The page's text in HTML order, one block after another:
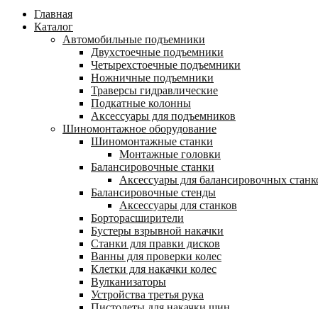
Главная
Каталог
Автомобильные подъемники
Двухстоечные подъемники
Четырехстоечные подъемники
Ножничные подъемники
Траверсы гидравлические
Подкатные колонны
Аксессуары для подъемников
Шиномонтажное оборудование
Шиномонтажные станки
Монтажные головки
Балансировочные станки
Аксессуары для балансировочных
Балансировочные стенды
Аксессуары для станков
Борторасширители
Бустеры взрывной накачки
Станки для правки дисков
Ванны для проверки колес
Клетки для накачки колес
Вулканизаторы
Устройства третья рука